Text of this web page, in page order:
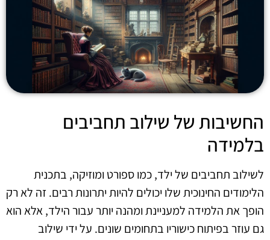
החשיבות של שילוב תחביבים
בלמידה
לשילוב תחביבים של ילד, כמו ספורט ומוזיקה, בתכנית
הלימודים החינוכית שלו יכולים להיות יתרונות רבים. זה לא רק
הופך את הלמידה למעניינת ומהנה יותר עבור הילד, אלא הוא
גם עוזר בפיתוח כישוריו בתחומים שונים. על ידי שילוב